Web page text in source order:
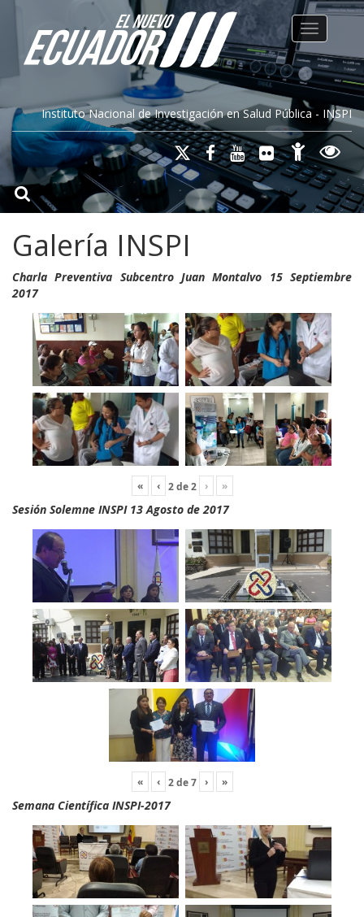
Instituto Nacional de Investigación en Salud Pública - INSPI
Toggle
Galería INSPI
Charla Preventiva Subcentro Juan Montalvo 15 Septiembre
2017
« ‹ 2de2 › »
Sesión Solemne INSPI 13 Agosto de 2017
« ‹ 2de7 › »
Semana Científica INSPI-2017